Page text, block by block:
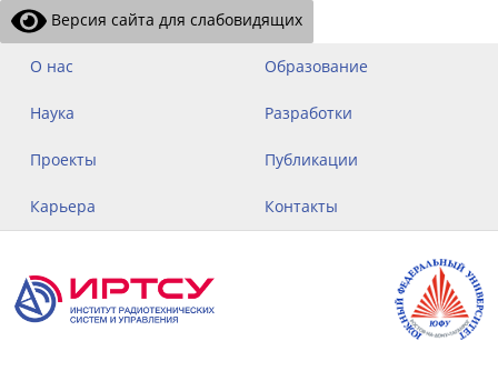
Версия сайта для слабовидящих
О нас Образование
Наука Разработки
Проекты Публикации
Карьера Контакты